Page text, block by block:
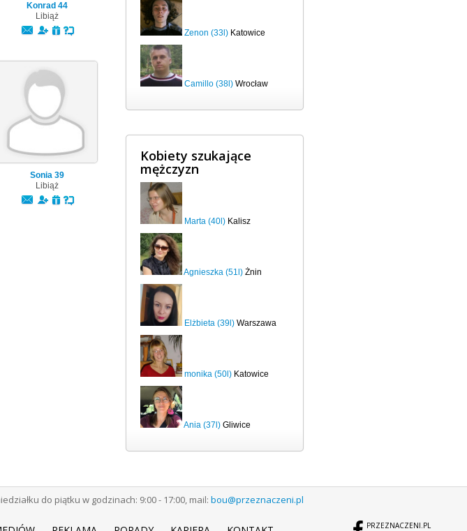
Konrad 44
Libiąż
Sonia 39
Libiąż
Zenon (33l) Katowice
Camillo (38l) Wrocław
Kobiety szukające
mężczyzn
Marta (40l) Kalisz
Agnieszka (51l) Żnin
Elżbieta (39l) Warszawa
monika (50l) Katowice
Ania (37l) Gliwice
do piątku w godzinach: 9:00 - 17:00, mail: bou@przeznaczeni.pl
PRZEZNACZENI.PL